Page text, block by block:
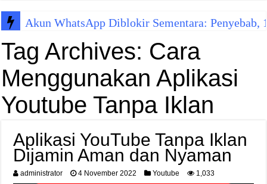
Akun WhatsApp Diblokir Sementara:
Tag Archives: Cara
Menggunakan Aplikasi
Youtube Tanpa Iklan
Aplikasi YouTube Tanpa Iklan
Dijamin Aman dan Nyaman
administrator 4 November 2022 Youtube 1,033